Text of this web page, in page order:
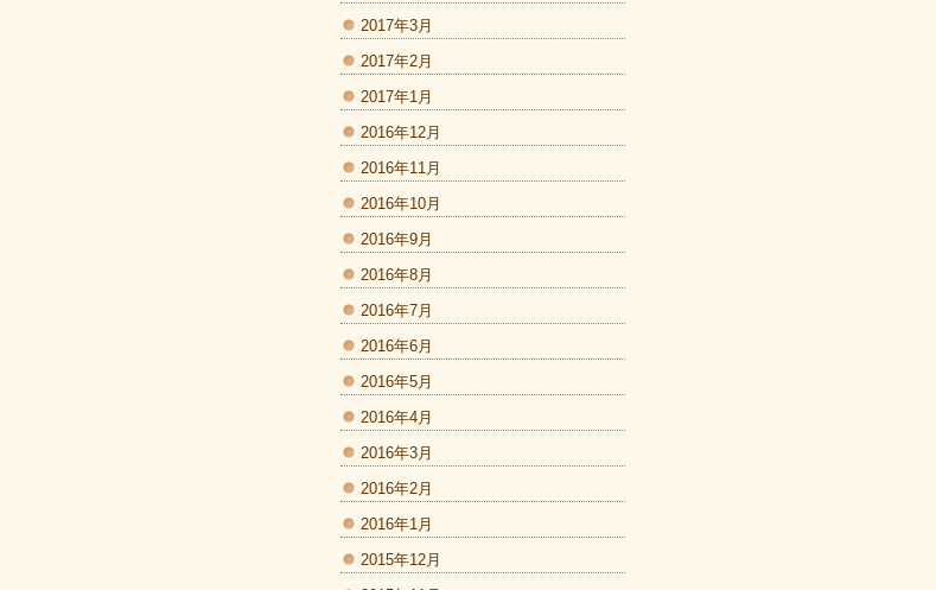
2017年3月
2017年2月
2017年1月
2016年12月
2016年11月
2016年10月
2016年9月
2016年8月
2016年7月
2016年6月
2016年5月
2016年4月
2016年3月
2016年2月
2016年1月
2015年12月